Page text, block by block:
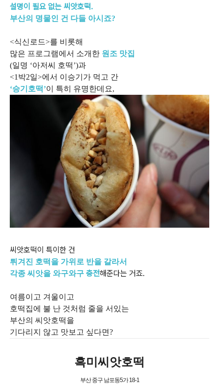
설명이 필요 없는 씨앗호떡.
부산의 명물인 건 다들 아시죠?
<식신로드>를 비롯해
많은 프로그램에서 소개한 원조 맛집
(일명 ‘아저씨 호떡’)과
<1박2일>에서 이승기가 먹고 간
‘승기호떡’이 특히 유명한데요,
씨앗호떡이 특이한 건
튀겨진 호떡을 가위로 반을 갈라서
각종 씨앗을 와구와구 충전해준다는 거죠.
여름이고 겨울이고
호떡집에 불 난 것처럼 줄을 서있는
부산의 씨앗호떡을
기다리지 않고 맛보고 싶다면?